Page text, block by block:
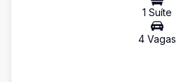
1 Suíte
4 Vagas